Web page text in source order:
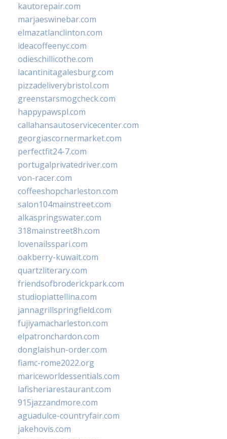
kautorepair.com
marjaeswinebar.com
elmazatlanclinton.com
ideacoffeenyc.com
odieschillicothe.com
lacantinitagalesburg.com
pizzadeliverybristol.com
greenstarsmogcheck.com
happypawspl.com
callahansautoservicecenter.com
georgiascornermarket.com
perfectfit24-7.com
portugalprivatedriver.com
von-racer.com
coffeeshopcharleston.com
salon104mainstreet.com
alkaspringswater.com
318mainstreet8h.com
lovenailsspari.com
oakberry-kuwait.com
quartzliterary.com
friendsofbroderickpark.com
studiopiattellina.com
jannagrillspringfield.com
fujiyamacharleston.com
elpatronchardon.com
donglaishun-order.com
fiamc-rome2022.org
mariceworldessentials.com
lafisheriarestaurant.com
915jazzandmore.com
aguadulce-countryfair.com
jakehovis.com